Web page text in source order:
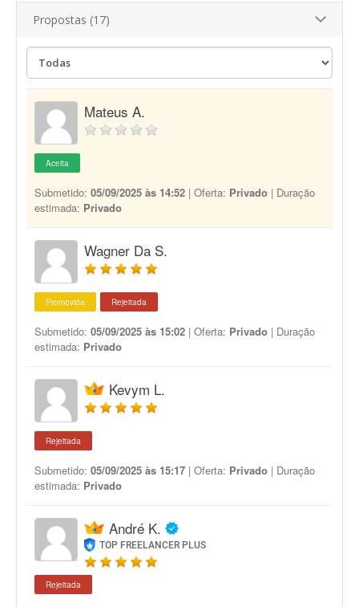
Propostas (17)
Mateus A.
Aceita
Submetido: 05/09/2025 às 14:52 | Oferta: Privado | Duração
estimada: Privado
Wagner Da S.
Promovida Rejeitada
Submetido: 05/09/2025 às 15:02 | Oferta: Privado | Duração
estimada: Privado
Kevym L.
Rejeitada
Submetido: 05/09/2025 às 15:17 | Oferta: Privado | Duração
estimada: Privado
André K.
TOP FREELANCER PLUS
Rejeitada